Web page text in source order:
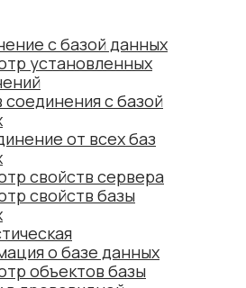
с базой данных
установленных
соединения с базой
от всех баз
свойств сервера
свойств базы
о базе данных
объектов базы